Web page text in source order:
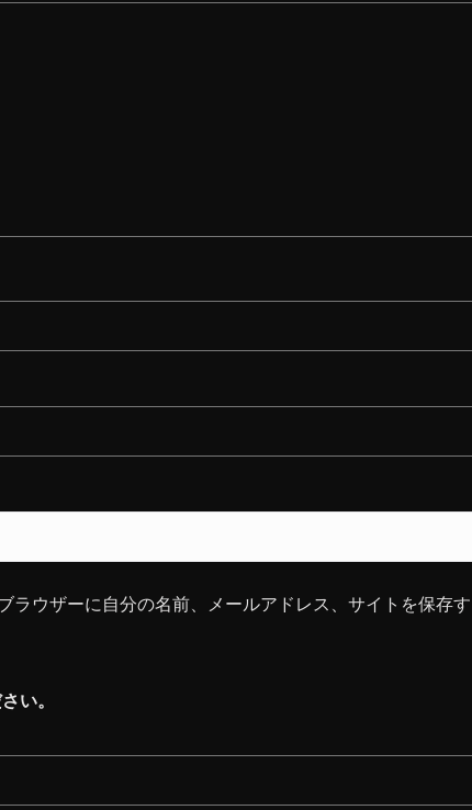
ラウザーに自分の名前、メールアドレス、サイトを保存す
い。